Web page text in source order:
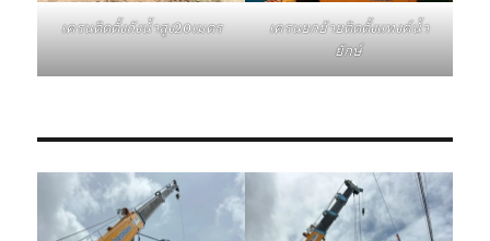
เครนติดตั้งถังน้ำสูง20เมตร
เครนยกย้ายติดตั้งแทงค์น้ำ
ยักษ์